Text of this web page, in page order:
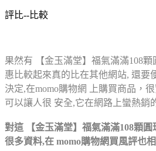
評比--比較
果然有 【金玉滿堂】福氣滿滿108
惠比較起來真的比在其他網站, 還要
決定,在momo購物網
上購買商品，
可以讓人很 安全,它在網路上蠻熱銷
對這 【金玉滿堂】福氣滿滿108顆
很多資料,在 momo購物網買風評也